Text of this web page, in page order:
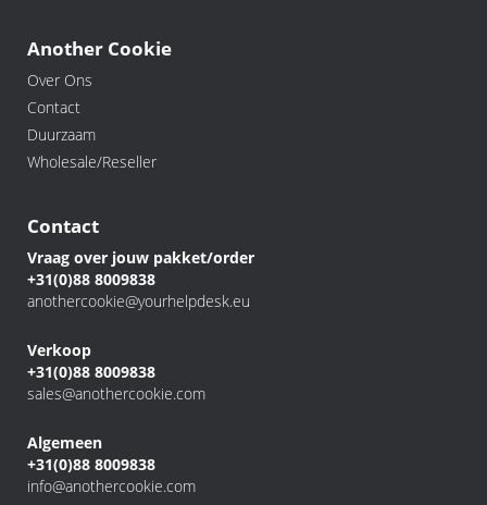
Another Cookie
Over Ons
Contact
Duurzaam
Wholesale/Reseller
Contact
Vraag over jouw pakket/order
+31(0)88 8009838
anothercookie@yourhelpdesk.eu
Verkoop
+31(0)88 8009838
sales@anothercookie.com
Algemeen
+31(0)88 8009838
info@anothercookie.com